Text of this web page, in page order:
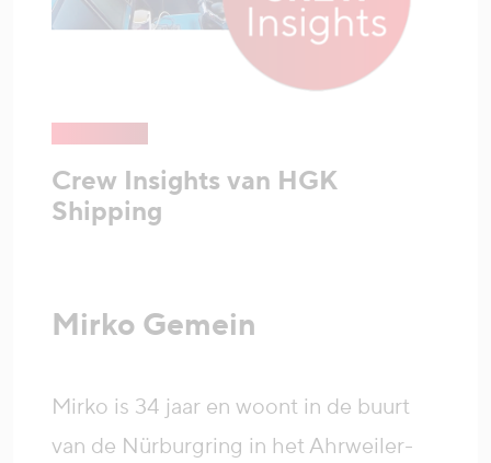
Crew Insights van HGK
Shipping
Mirko Gemein
Mirko is 34 jaar en woont in de buurt
van de Nürburgring in het Ahrweiler-